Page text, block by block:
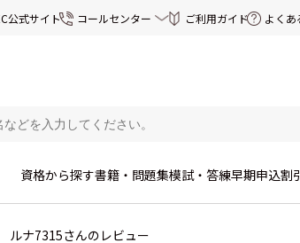
公式サイト コールセンター ご利用ガイド よくあ
資格から探す書籍・問題集模試・答練早期申込割
ルナ7315さんのレビュー